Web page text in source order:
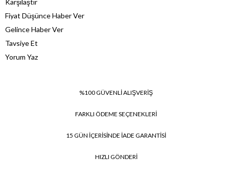
Karşılaştır
Fiyat Düşünce Haber Ver
Gelince Haber Ver
Tavsiye Et
Yorum Yaz
%100 GÜVENLİ ALIŞVERİŞ
FARKLI ÖDEME SEÇENEKLERİ
15 GÜN İÇERİSİNDE İADE GARANTİSİ
HIZLI GÖNDERİ